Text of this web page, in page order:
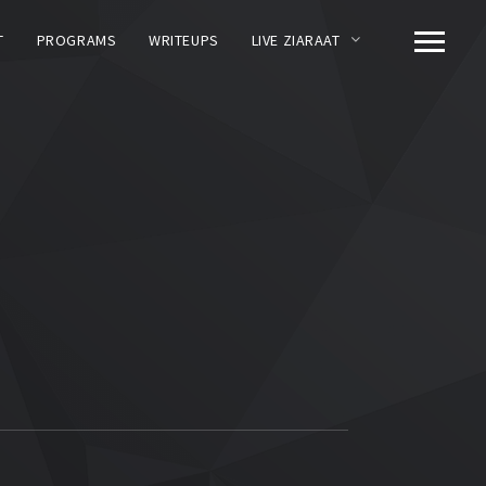
PROGRAMS WRITEUPS LIVE ZIARAAT